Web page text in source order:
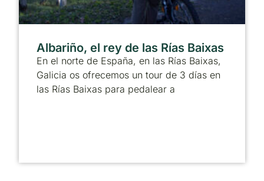
Albariño, el rey de las Rías Baixas
En el norte de España, en las Rías Baixas,
Galicia os ofrecemos un tour de 3 días en
las Rías Baixas para pedalear a